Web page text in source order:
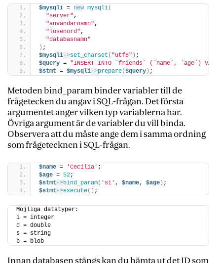
$mysqli = new mysqli(
"server",
"användarnamn",
"lösenord",
"databasnamn"
) ;
$mysqli->set_charset ( "utf8" ) ;
$query = "INSERT INTO `friends` (`name`, `age`)
$stmt = $mysqli->prepare($query ) ;
Metoden bind_param binder variabler till de
frågetecken du angav i SQL-frågan. Det första
argumentet anger vilken typ variablerna har.
Övriga argument är de variabler du vill binda.
Observera att du måste ange dem i samma ordning
som frågetecknen i SQL-frågan.
$name = 'Cecilia' ;
$age = 52;
$stmt ->bind_param( 'si' , $name, $age ) ;
$stmt ->execute() ;
Möjliga datatyper:
i = integer
d = double
s = string
b = blob
Innan databasen stängs kan du hämta ut det ID som